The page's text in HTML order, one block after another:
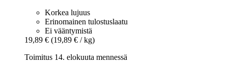
Korkea lujuus
Erinomainen tulostuslaatu
Ei vääntymistä
19,89 € (19,89 € / kg)
Toimitus 14. elokuuta mennessä